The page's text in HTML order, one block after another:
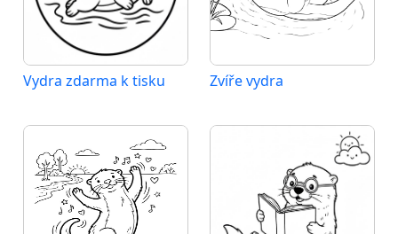
Vydra zdarma k tisku Zvíře vydra